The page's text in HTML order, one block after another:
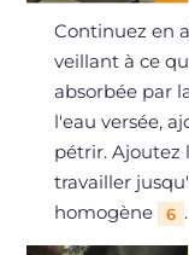
Continuez en
veillant à ce
absorbée par
l'eau versée,
pétrir. Ajoutez
travailler
homogène
6 .